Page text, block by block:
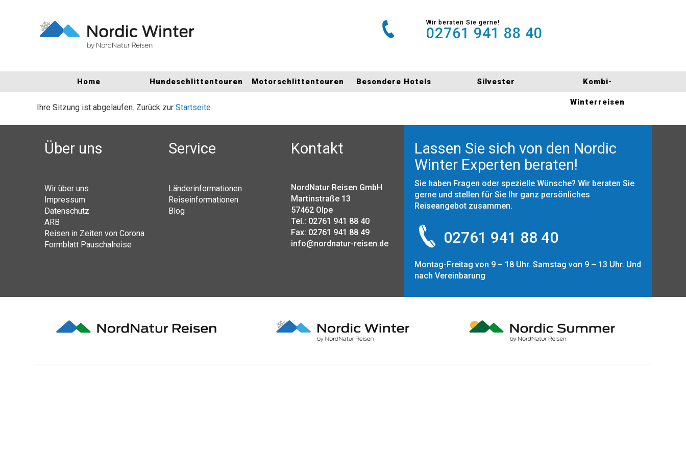
Wir beraten Sie gerne!
02761 941 88 40
Home Hundeschlittentouren Motorschlittentouren Besondere Hotels Silvester Kombi-
Winterreisen
Ihre Sitzung ist abgelaufen. Zurück zur Startseite
Über uns
Wir über uns
Impressum
Datenschutz
ARB
Reisen in Zeiten von Corona
Formblatt Pauschalreise
Service
Länderinformationen
Reiseinformationen
Blog
Kontakt
NordNatur Reisen GmbH
Martinstraße 13
57462 Olpe
Tel.: 02761 941 88 40
Fax: 02761 941 88 49
info@nordnatur-reisen.de
Lassen Sie sich von den Nordic
Winter Experten beraten!
Sie haben Fragen oder spezielle Wünsche? Wir beraten Sie
gerne und stellen für Sie Ihr ganz persönliches
Reiseangebot zusammen.
02761 941 88 40
Montag-Freitag von 9 – 18 Uhr. Samstag von 9 – 13 Uhr. Und
nach Vereinbarung